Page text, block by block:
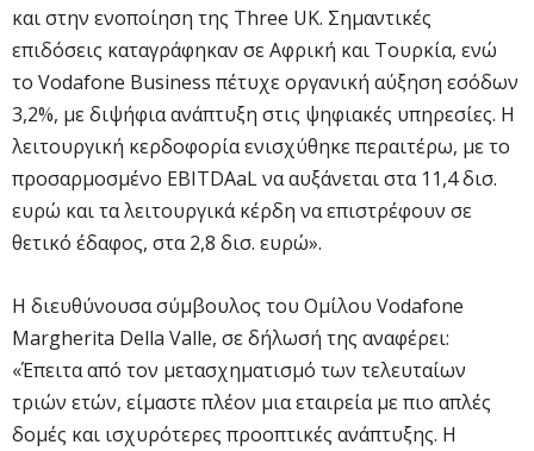
και στην ενοποίηση της Three UK. Σημαντικές
επιδόσεις καταγράφηκαν σε Αφρική και Τουρκία, ενώ
το Vodafone Business πέτυχε οργανική αύξηση εσόδων
3,2%, με διψήφια ανάπτυξη στις ψηφιακές υπηρεσίες. Η
λειτουργική κερδοφορία ενισχύθηκε περαιτέρω, με το
προσαρμοσμένο EBITDAaL να αυξάνεται στα 11,4 δισ.
ευρώ και τα λειτουργικά κέρδη να επιστρέφουν σε
θετικό έδαφος, στα 2,8 δισ. ευρώ».
Η διευθύνουσα σύμβουλος του Ομίλου Vodafone
Margherita Della Valle, σε δήλωσή της αναφέρει:
«Έπειτα από τον μετασχηματισμό των τελευταίων
τριών ετών, είμαστε πλέον μια εταιρεία με πιο απλές
δομές και ισχυρότερες προοπτικές ανάπτυξης. Η